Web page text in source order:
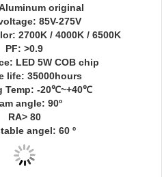
original
85V-275V
2700K / 4000K / 6500K
PF: >0.9
LED 5W COB chip
life: 35000hours
Temp: -20℃~+40℃
angle: 90º
RA> 80
angel: 60 º